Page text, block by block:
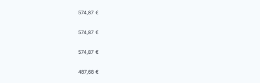
574,87 €
574,87 €
574,87 €
487,68 €